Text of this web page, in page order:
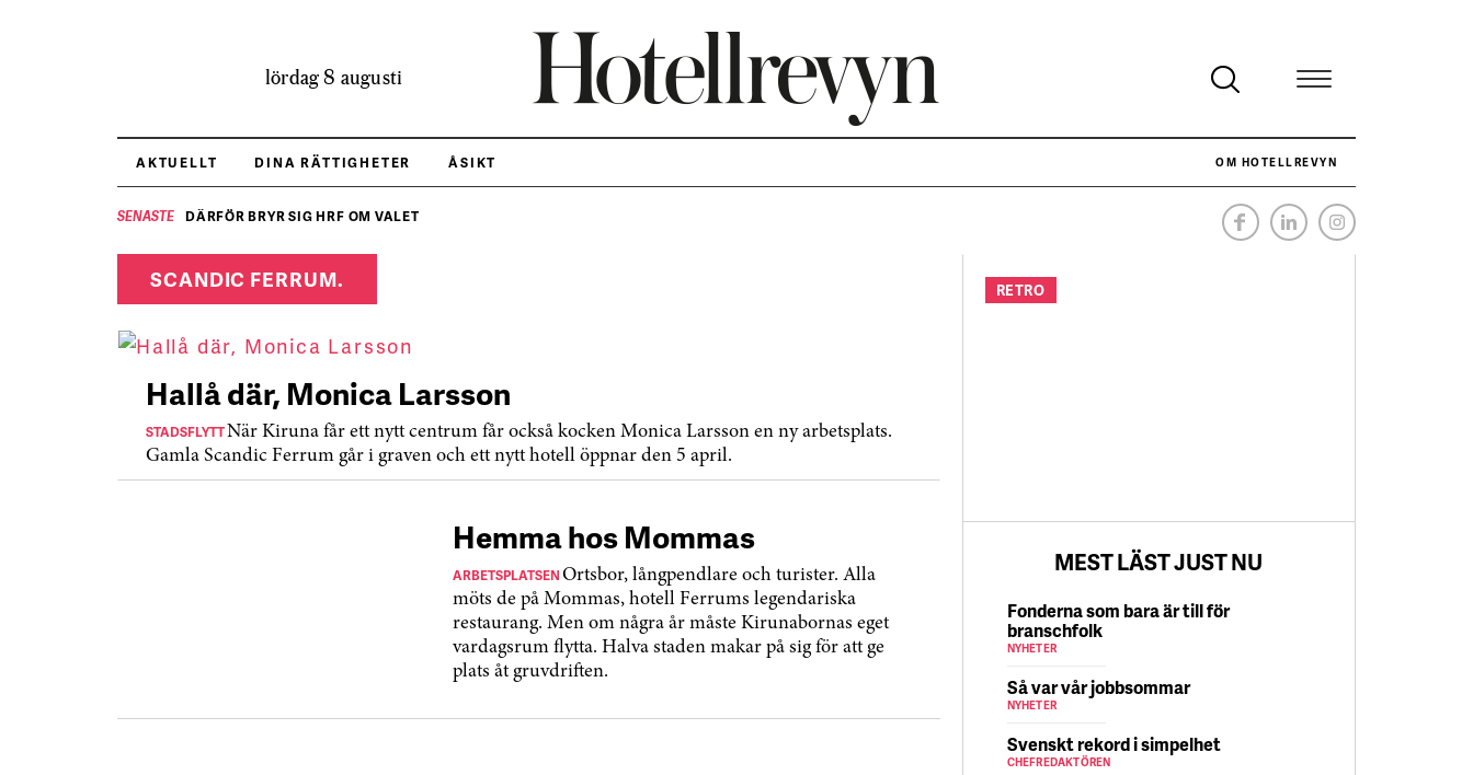
lördag 8 augusti
AKTUELLT DINA RÄTTIGHETER ÅSIKT OM HOTELLREVYN
SENASTE DÄRFÖR BRYR SIG HRF OM VALET NÄR HOTELLREVYN SLOG SVENSKT REKORD I SIMPELHET
SCANDIC FERRUM.
Hallå där, Monica Larsson
STADSFLYTTNär Kiruna får ett nytt centrum får också kocken Monica Larsson en ny arbetsplats.
Gamla Scandic Ferrum går i graven och ett nytt hotell öppnar den 5 april.
Hemma hos Mommas
ARBETSPLATSENOrtsbor, långpendlare och turister. Alla
möts de på Mommas, hotell Ferrums legendariska
restaurang. Men om några år måste Kirunabornas eget
vardagsrum flytta. Halva staden makar på sig för att ge
plats åt gruvdriften.
RETRO
MEST LÄST JUST NU
Fonderna som bara är till för
branschfolk
NYHETER
Så var vår jobbsommar
NYHETER
Svenskt rekord i simpelhet
CHEFREDAKTÖREN